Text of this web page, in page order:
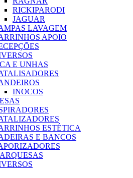
RICKIPARODI
JAGUAR
LAVAGEM
APOIO
E UNHAS
INOCOS
ESTÉTICA
E BANCOS